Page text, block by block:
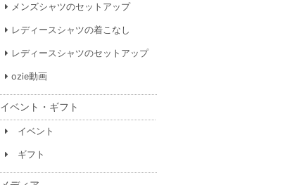
メンズシャツのセットアップ
レディースシャツの着こなし
レディースシャツのセットアップ
ozie動画
イベント・ギフト
イベント
ギフト